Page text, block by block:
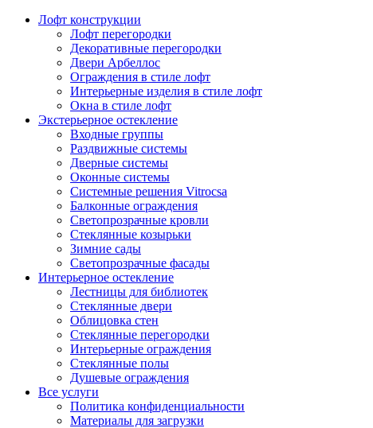
Лофт конструкции
Лофт перегородки
Декоративные перегородки
Двери Арбеллос
Ограждения в стиле лофт
Интерьерные изделия в стиле лофт
Окна в стиле лофт
Экстерьерное остекление
Входные группы
Раздвижные системы
Дверные системы
Оконные системы
Системные решения Vitrocsa
Балконные ограждения
Светопрозрачные кровли
Стеклянные козырьки
Зимние сады
Светопрозрачные фасады
Интерьерное остекление
Лестницы для библиотек
Стеклянные двери
Облицовка стен
Стеклянные перегородки
Интерьерные ограждения
Стеклянные полы
Душевые ограждения
Все услуги
Политика конфиденциальности
Материалы для загрузки